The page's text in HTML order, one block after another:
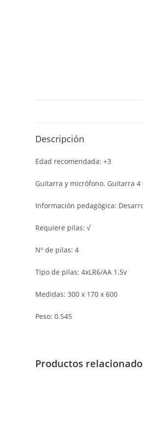
Descripción
Edad recomendada: +3
Guitarra y micrófono. Guitarra
Información pedagógica:
Requiere pilas: √
Nº de pilas: 4
Tipo de pilas: 4xLR6/AA 1.5v
Medidas: 300 x 170 x 600
Peso: 0.545
Productos